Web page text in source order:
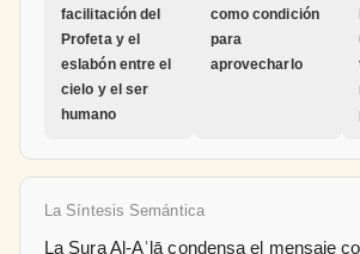
facilitación del
Profeta y el
eslabón entre el
cielo y el ser
humano
como condición
para
aprovecharlo
La Síntesis Semántica
La Sura Al-Aʿlā condensa el mensaje